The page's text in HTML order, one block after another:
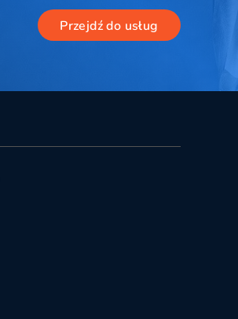
Przejdź do usług